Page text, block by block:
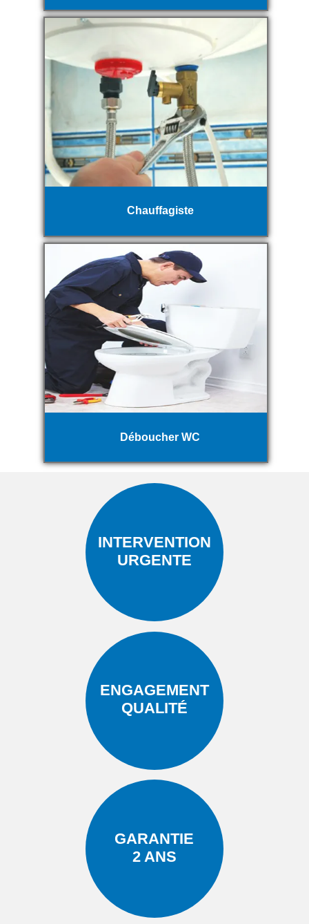
Chauffagiste
Déboucher WC
INTERVENTION
URGENTE
ENGAGEMENT
QUALITÉ
GARANTIE
2 ANS